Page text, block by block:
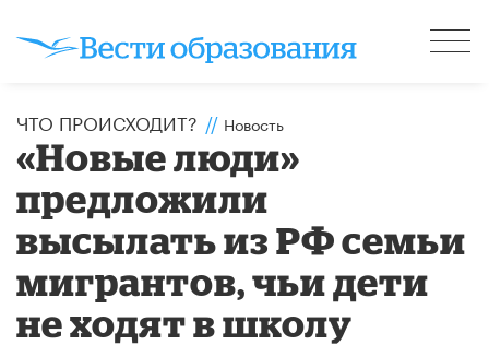
ЧТО ПРОИСХОДИТ? // Новость
«Новые люди»
предложили
высылать из РФ семьи
мигрантов, чьи дети
не ходят в школу